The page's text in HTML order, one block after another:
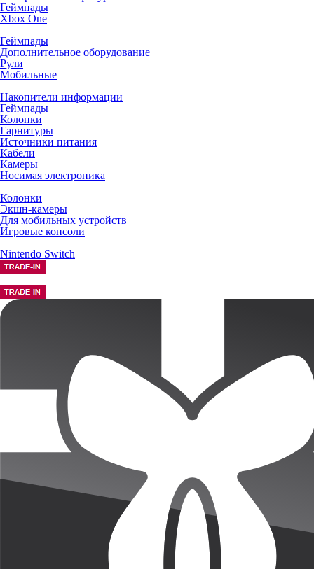
Геймпады
Xbox One
Геймпады
Дополнительное оборудование
Рули
Мобильные
Накопители информации
Геймпады
Колонки
Гарнитуры
Источники питания
Кабели
Камеры
Носимая электроника
Колонки
Экшн-камеры
Для мобильных устройств
Игровые консоли
Nintendo Switch